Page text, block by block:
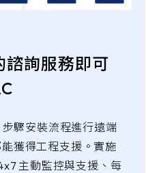
諮詢服務即可
驟安裝流程進行遠端
獲得工程支援。實施
主動監控與支援、每